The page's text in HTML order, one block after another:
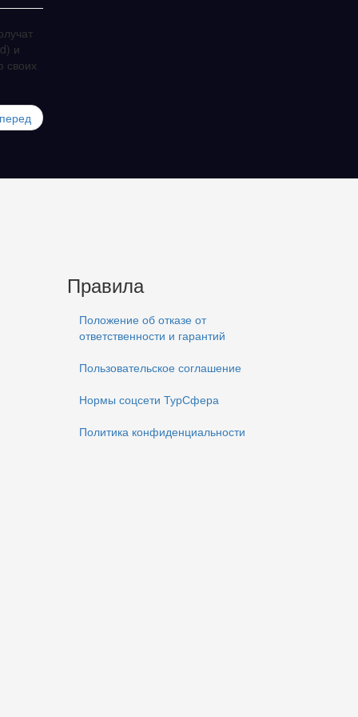
и
своих
Правила
Положение об отказе от
ответственности и гарантий
Пользовательское соглашение
Нормы соцсети ТурСфера
Политика конфиденциальности